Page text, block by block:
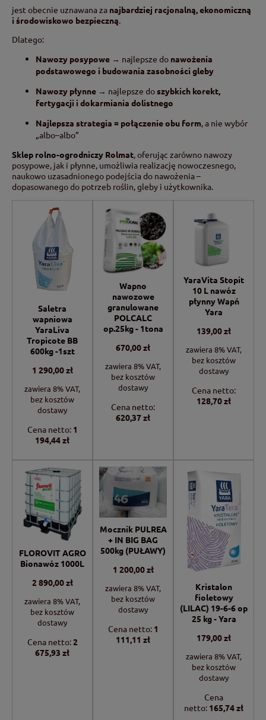
jest obecnie uznawana za najbardziej racjonalną, ekonomiczną
i środowiskowo bezpieczną.
Dlatego:
Nawozy posypowe → najlepsze do nawożenia
podstawowego i budowania zasobności gleby
Nawozy płynne → najlepsze doszybkich korekt,
fertygacji i dokarmiania dolistnego
Najlepsza strategia = połączenie obu form, a nie wybór
„albo–albo”
Sklep rolno-ogrodniczy Rolmat, oferując zarówno nawozy
posypowe, jak i płynne, umożliwia realizację nowoczesnego,
naukowo uzasadnionego podejścia do nawożenia –
dopasowanego do potrzeb roślin, gleby i użytkownika.
Saletra
wapniowa
YaraLiva
Tropicote BB
600kg -1szt
1 290,00 zł
zawiera 8% VAT,
bez kosztów
dostawy
Cena netto: 1
194,44 zł
Wapno
nawozowe
granulowane
POLCALC
op.25kg - 1tona
670,00 zł
zawiera 8% VAT,
bez kosztów
dostawy
Cena netto:
620,37 zł
YaraVita Stopit
10 L nawóz
płynny Wapń
Yara
139,00 zł
zawiera 8% VAT,
bez kosztów
dostawy
Cena netto:
128,70 zł
FLOROVIT AGRO
Bionawóz 1000L
2 890,00 zł
zawiera 8% VAT,
bez kosztów
dostawy
Cena netto:2
675,93 zł
Mocznik PULREA
+ IN BIG BAG
500kg (PUŁAWY)
1 200,00 zł
zawiera 8% VAT,
bez kosztów
dostawy
Cena netto: 1
111,11 zł
Kristalon
fioletowy
(LILAC) 19-6-6 op
25 kg - Yara
179,00 zł
zawiera 8% VAT,
bez kosztów
dostawy
Cena
netto: 165,74 zł